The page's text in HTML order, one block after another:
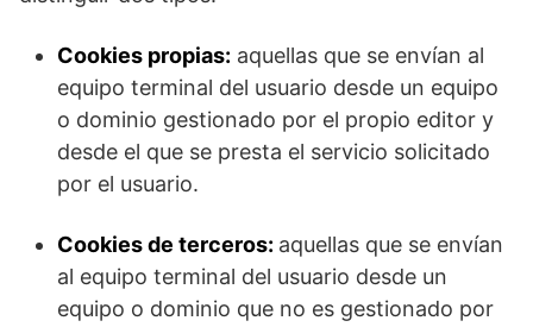
Cookies propias: aquellas que se envían al
equipo terminal del usuario desde un equipo
o dominio gestionado por el propio editor y
desde el que se presta el servicio solicitado
por el usuario.
Cookies de terceros: aquellas que se envían
al equipo terminal del usuario desde un
equipo o dominio que no es gestionado por